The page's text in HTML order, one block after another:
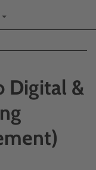
Digital &